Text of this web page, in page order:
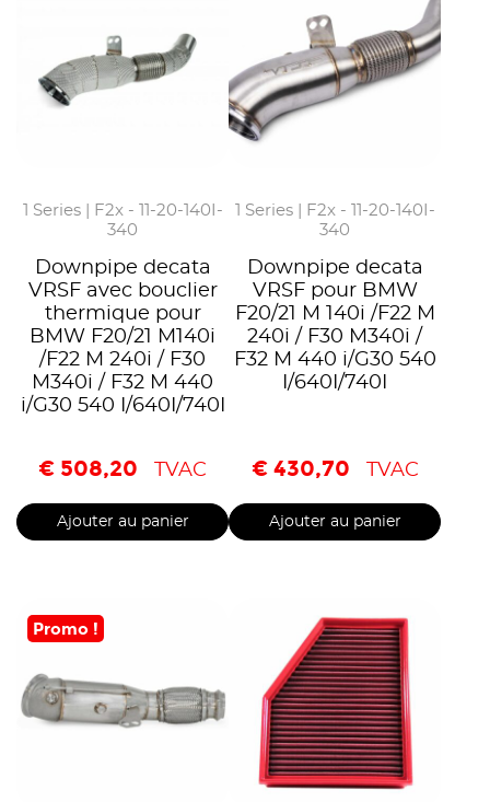
1 Series | F2x - 11-20-140I-
340
Downpipe decata
VRSF avec bouclier
thermique pour
BMW F20/21 M140i
/F22 M 240i / F30
M340i / F32 M 440
i/G30 540 I/640I/740I
€ 508,20 TVAC
Ajouter au panier
1 Series | F2x - 11-20-140I-
340
Downpipe decata
VRSF pour BMW
F20/21 M 140i /F22 M
240i / F30 M340i /
F32 M 440 i/G30 540
I/640I/740I
€430,70 TVAC
Ajouter au panier
Promo !